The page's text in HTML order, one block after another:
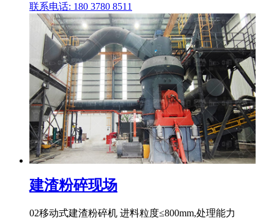
联系电话: 180 3780 8511
建渣粉碎现场
02移动式建渣粉碎机 进料粒度≤800mm,处理能力